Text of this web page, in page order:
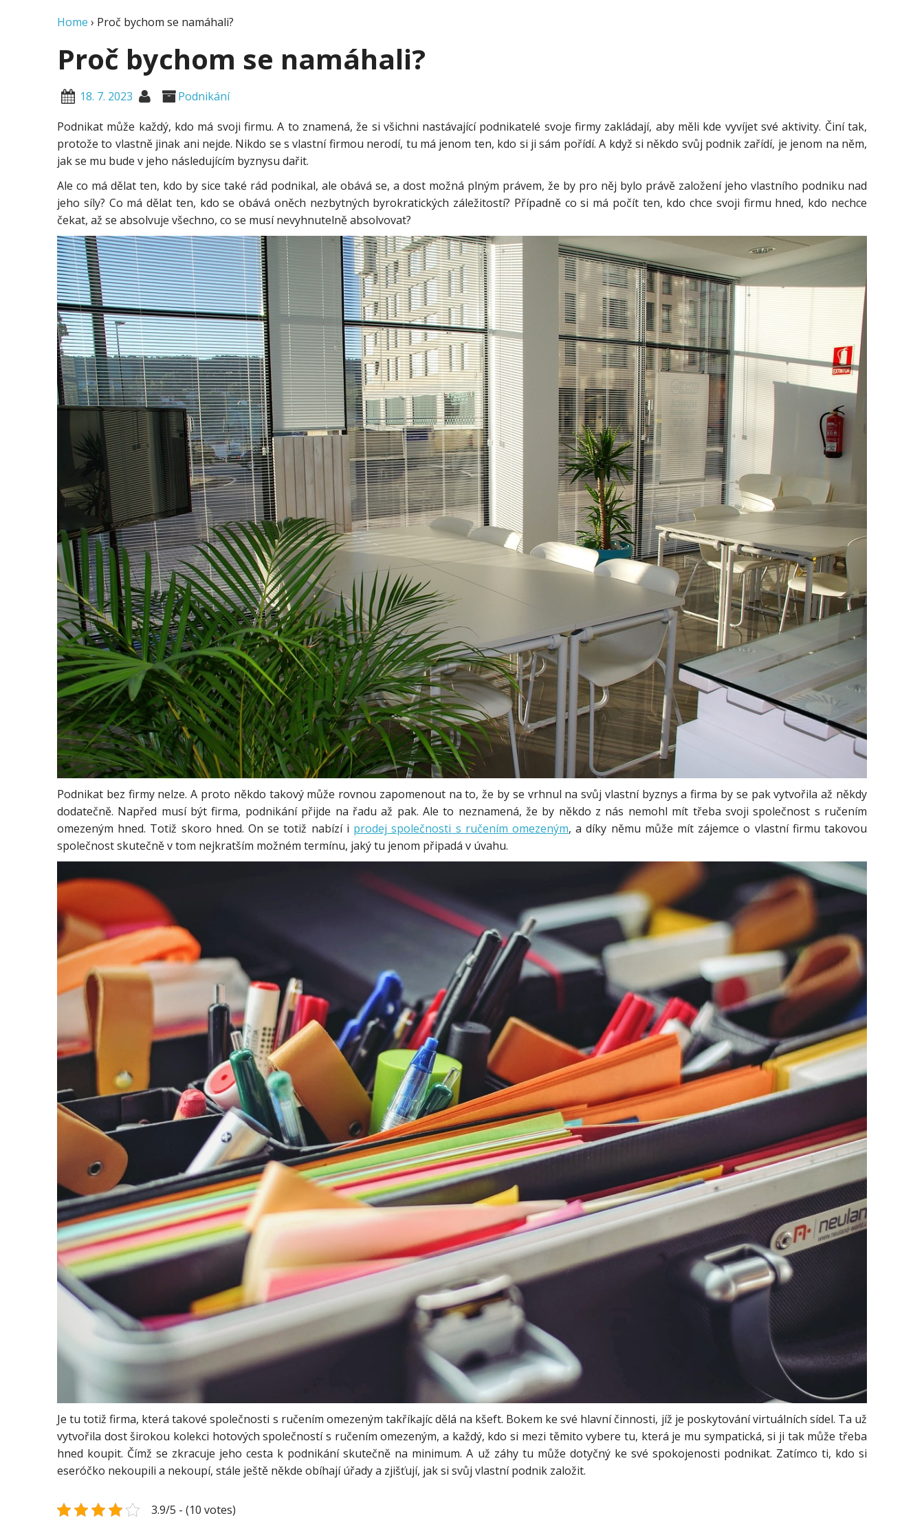
Home › Proč bychom se namáhali?
Proč bychom se namáhali?
18. 7. 2023
Podnikání
Podnikat může každý, kdo má svoji firmu. A to znamená, že si všichni nastávající podnikatelé svoje firmy zakládají, aby měli kde vyvíjet své aktivity. Činí tak,
protože to vlastně jinak ani nejde. Nikdo se s vlastní firmou nerodí, tu má jenom ten, kdo si ji sám pořídí. A když si někdo svůj podnik zařídí, je jenom na něm,
jak se mu bude v jeho následujícím byznysu dařit.
Ale co má dělat ten, kdo by sice také rád podnikal, ale obává se, a dost možná plným právem, že by pro něj bylo právě založení jeho vlastního podniku nad
jeho síly? Co má dělat ten, kdo se obává oněch nezbytných byrokratických záležitostí? Případně co si má počít ten, kdo chce svoji firmu hned, kdo nechce
čekat, až se absolvuje všechno, co se musí nevyhnutelně absolvovat?
Podnikat bez firmy nelze. A proto někdo takový může rovnou zapomenout na to, že by se vrhnul na svůj vlastní byznys a firma by se pak vytvořila až někdy
dodatečně. Napřed musí být firma, podnikání přijde na řadu až pak. Ale to neznamená, že by někdo z nás nemohl mít třeba svoji společnost s ručením
omezeným hned. Totiž skoro hned. On se totiž nabízí i prodej společnosti s ručením omezeným, a díky němu může mít zájemce o vlastní firmu takovou
společnost skutečně v tom nejkratším možném termínu, jaký tu jenom připadá v úvahu.
Je tu totiž firma, která takové společnosti s ručením omezeným takříkajíc dělá na kšeft. Bokem ke své hlavní činnosti, jíž je poskytování virtuálních sídel. Ta už
vytvořila dost širokou kolekci hotových společností s ručením omezeným, a každý, kdo si mezi těmito vybere tu, která je mu sympatická, si ji tak může třeba
hned koupit. Čímž se zkracuje jeho cesta k podnikání skutečně na minimum. A už záhy tu může dotyčný ke své spokojenosti podnikat. Zatímco ti, kdo si
eseróčko nekoupili a nekoupí, stále ještě někde obíhají úřady a zjišťují, jak si svůj vlastní podnik založit.
3.9/5 - (10 votes)